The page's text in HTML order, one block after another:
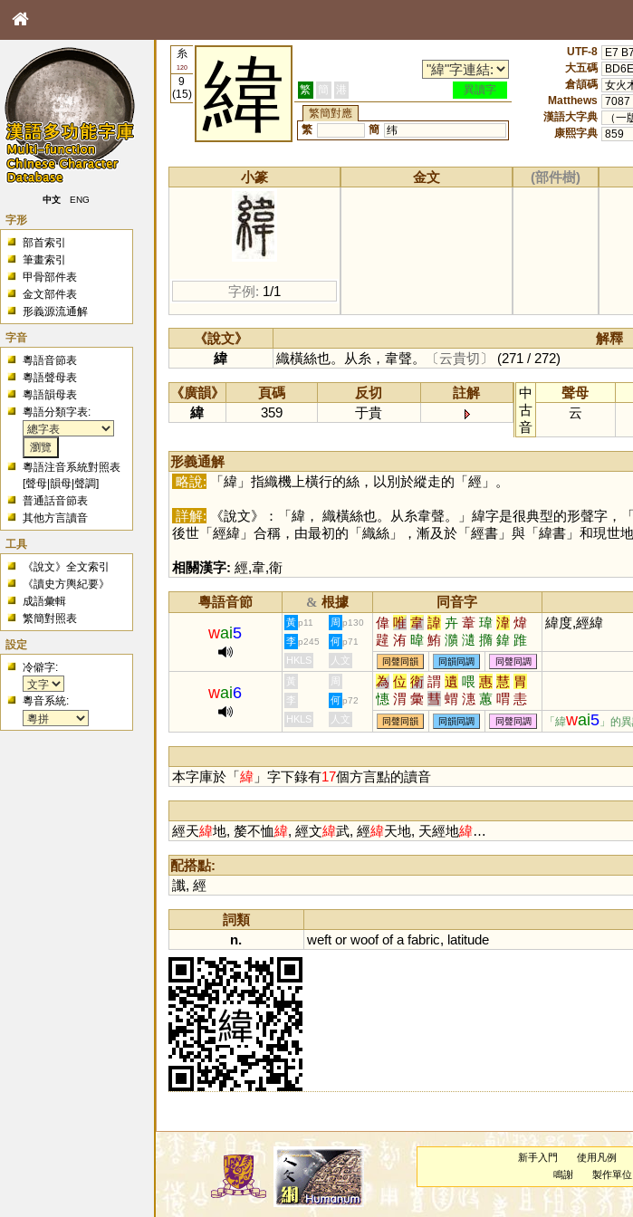
中文 ENG
字形
部首索引
筆畫索引
甲骨部件表
金文部件表
形義源流通解
字音
粵語音節表
粵語聲母表
粵語韻母表
粵語分類字表:
粵語注音系統對照表
[聲母 |韻母 |聲調]
普通話音節表
其他方言讀音
工具
《說文》全文索引
《讀史方輿紀要》
成語彙輯
繁簡對照表
設定
冷僻字:
粵音系統:
糸
120
9
(15)
緯 繁 簡 港
異讀字
繁簡對應
繁
簡 纬
UTF-8
E7
大五碼
BD6E
倉頡碼 女火
Matthews
7087
漢語大字典
（
康熙字典 859
小篆
字例: 1/1
金文 (部件樹)
《說文》 解釋
緯
織橫絲也。从糸，韋聲。 〔云貴切〕 (271 / 272)
《廣韻》 頁碼 反切
註解
緯
359 于貴
中
古
音
聲母
云
形義通解
略說: 「緯」指織機上橫行的絲，以別於縱走的「經 」。
詳解: 《說文》：「緯， 織橫絲也。从糸韋聲。」緯字是很典型的形聲字，「
後世「經緯」合稱，由最初的「織絲」，漸及於「經書」與「緯書」和現世
相關漢字: 經,韋,衛
粵語音節 & 根據 同音字
wai5
黃 p11 周 p130 偉 唯 韋 諱 卉 葦 瑋 湋 煒
韙 洧 暐 鮪 濻 瀢 撱 鍏 踓
蓶 椲 韡 儰 蘤 薳 蒍 徫 痏
緯度,經緯
李 p245 何 p71
HKLS 人文 同聲同韻 同韻同調 同聲同調
wai6
黃 周 為 位 衛 謂 遺 喂 惠 慧 胃
憓 渭 彙 彗 蝟 潓 蕙 喟 恚
讆 槥 鏸 譿 躗 檅 喡 篲 蜼
鏏 譓 蟪 橞 蔧 煟 媦
李 何 p72
HKLS 人文 同聲同韻 同韻同調 同聲同調 「緯wai5 」的
本字庫於「緯」字下錄有17個方言點的讀音
經天緯地, 嫠不恤緯, 經文緯武, 經緯天地, 天經地緯…
配搭點:
讖, 經
詞類
n.
weft or woof of a fabric, latitude
新手入門 使用凡例
鳴謝
製作單位